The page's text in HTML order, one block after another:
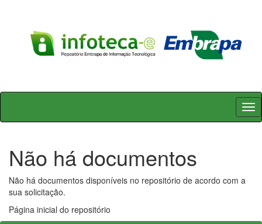
Skip
Não há documentos
Não há documentos disponíveis no repositório de acordo com a
sua solicitação.
Página inicial do repositório